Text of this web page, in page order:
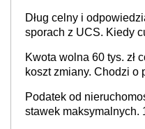
Dług celny i
sporach z UCS. Kiedy
Kwota wolna 60 tys. zł
koszt zmiany. Chodzi o
Podatek od
stawek maksymalnych.